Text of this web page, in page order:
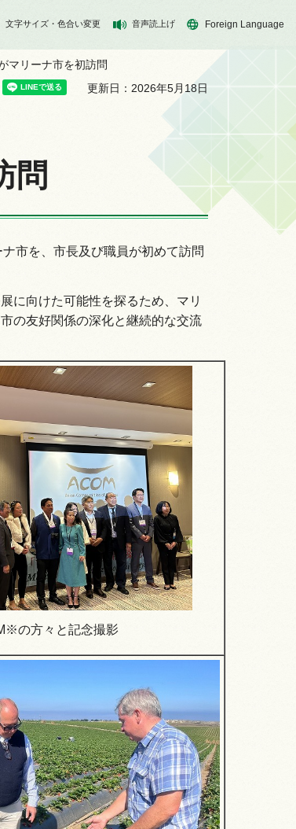
文字サイズ・色合い変更 音声読上げ Foreign Language
マリーナ市を初訪問
更新日：2026年5月18日
問
市を、市長及び職員が初めて訪問
に向けた可能性を探るため、マリ
の友好関係の深化と継続的な交流
の方々と記念撮影